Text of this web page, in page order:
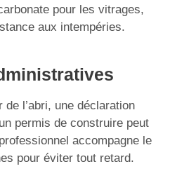
pour les vitrages,
aux intempéries.
l’abri, une déclaration
permis de construire peut
accompagne le
pour éviter tout retard.